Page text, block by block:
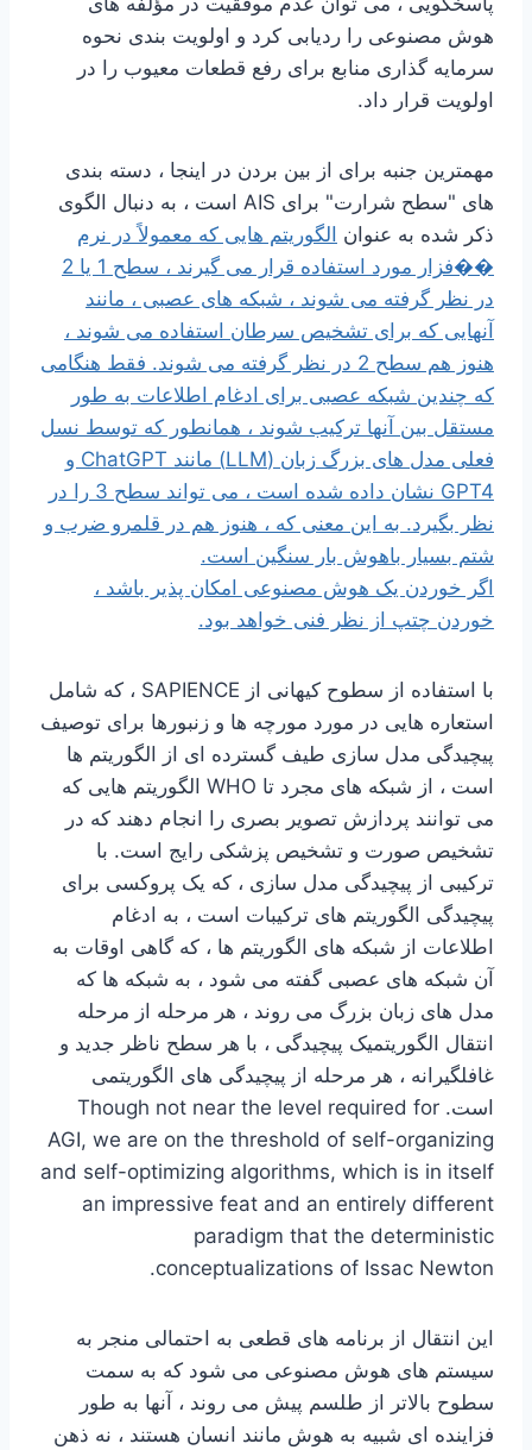
هوش مصنوعی را ردیابی کرد و اولویت بندی نحوه
سرمایه گذاری منابع برای رفع قطعات معیوب را در
اولویت قرار داد.
مهمترین جنبه برای از بین بردن در اینجا ، دسته بندی
های "سطح شرارت" برای AIS است ، به دنبال الگوی
ذکر شده به عنوان الگوریتم هایی که معمولاً در نرم
��فزار مورد استفاده قرار می گیرند ، سطح 1 یا 2
در نظر گرفته می شوند ، شبکه های عصبی ، مانند
آنهایی که برای تشخیص سرطان استفاده می شوند ،
هنوز هم سطح 2 در نظر گرفته می شوند. فقط هنگامی
که چندین شبکه عصبی برای ادغام اطلاعات به طور
مستقل بین آنها ترکیب شوند ، همانطور که توسط نسل
فعلی مدل های بزرگ زبان (LLM) مانند ChatGPT و
GPT4 نشان داده شده است ، می تواند سطح 3 را در
نظر بگیرد. به این معنی که ، هنوز هم در قلمرو ضرب و
شتم بسیار باهوش بار سنگین است.
اگر خوردن یک هوش مصنوعی امکان پذیر باشد ،
خوردن چتپ از نظر فنی خواهد بود.
با استفاده از سطوح کیهانی از SAPIENCE ، که شامل
استعاره هایی در مورد مورچه ها و زنبورها برای توصیف
پیچیدگی مدل سازی طیف گسترده ای از الگوریتم ها
است ، از شبکه های مجرد تا WHO الگوریتم هایی که
می توانند پردازش تصویر بصری را انجام دهند که در
تشخیص صورت و تشخیص پزشکی رایج است. با
ترکیبی از پیچیدگی مدل سازی ، که یک پروکسی برای
پیچیدگی الگوریتم های ترکیبات است ، به ادغام
اطلاعات از شبکه های الگوریتم ها ، که گاهی اوقات به
آن شبکه های عصبی گفته می شود ، به شبکه ها که
مدل های زبان بزرگ می روند ، هر مرحله از مرحله
انتقال الگوریتمیک پیچیدگی ، با هر سطح ناظر جدید و
غافلگیرانه ، هر مرحله از پیچیدگی های الگوریتمی
است. Though not near the level required for
AGI, we are on the threshold of self-organizing
and self-optimizing algorithms, which is in itself
an impressive feat and an entirely different
paradigm that the deterministic
conceptualizations of Issac Newton.
این انتقال از برنامه های قطعی به احتمالی منجر به
سیستم های هوش مصنوعی می شود که به سمت
سطوح بالاتر از طلسم پیش می روند ، آنها به طور
فزاینده ای شبیه به هوش مانند انسان هستند ، نه ذهن